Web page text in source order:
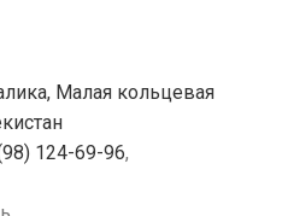
Малая кольцевая
124-69-96,